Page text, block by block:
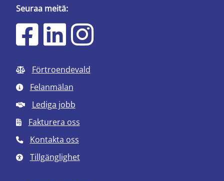
Seuraa meitä:
Förtroendevald
Felanmälan
Lediga jobb
Fakturera oss
Kontakta oss
Tillgänglighet